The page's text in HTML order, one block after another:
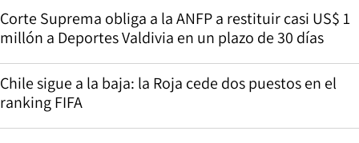
Corte Suprema obliga a la ANFP a restituir casi US$ 1
millón a Deportes Valdivia en un plazo de 30 días
Chile sigue a la baja: la Roja cede dos puestos en el
ranking FIFA